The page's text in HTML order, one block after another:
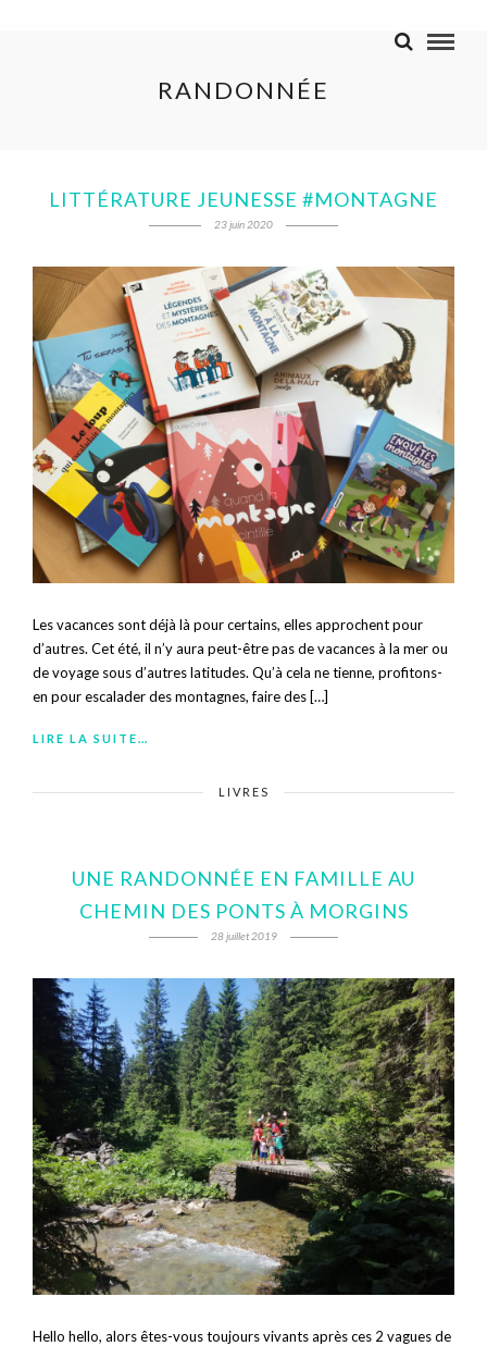
RANDONNÉE
LITTÉRATURE JEUNESSE #MONTAGNE
23 juin 2020
Les vacances sont déjà là pour certains, elles approchent pour
d’autres. Cet été, il n’y aura peut-être pas de vacances à la mer ou
de voyage sous d’autres latitudes. Qu’à cela ne tienne, profitons-
en pour escalader des montagnes, faire des […]
LIRE LA SUITE…
LIVRES
UNE RANDONNÉE EN FAMILLE AU
CHEMIN DES PONTS À MORGINS
28 juillet 2019
Hello hello, alors êtes-vous toujours vivants après ces 2 vagues de